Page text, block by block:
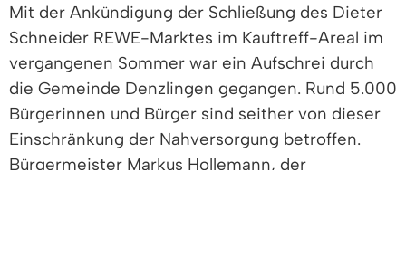
Mit der Ankündigung der Schließung des Dieter
Schneider REWE-Marktes im Kauftreff-Areal im
vergangenen Sommer war ein Aufschrei durch
die Gemeinde Denzlingen gegangen. Rund 5.000
Bürgerinnen und Bürger sind seither von dieser
Einschränkung der Nahversorgung betroffen.
Bürgermeister Markus Hollemann, der